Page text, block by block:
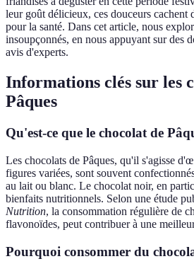
leur goût délicieux, ces douceurs cachent
pour la santé. Dans cet article, nous
insoupçonnés, en nous appuyant sur des
avis d'experts.
Informations clés sur les
Pâques
Qu'est-ce que le chocolat de
Les chocolats de Pâques, qu'il s'agisse
figures variées, sont souvent
au lait ou blanc. Le chocolat noir, en
bienfaits nutritionnels. Selon une étude
Nutrition, la consommation régulière de
flavonoïdes, peut contribuer à une
Pourquoi consommer du